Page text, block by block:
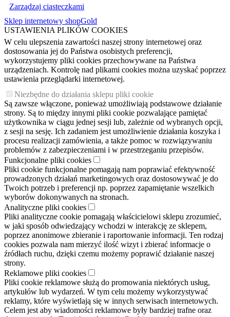
Zarządzaj ciasteczkami
Sklep internetowy shopGold
USTAWIENIA PLIKÓW COOKIES
W celu ulepszenia zawartości naszej strony internetowej oraz
dostosowania jej do Państwa osobistych preferencji,
wykorzystujemy pliki cookies przechowywane na Państwa
urządzeniach. Kontrolę nad plikami cookies można uzyskać poprzez
ustawienia przeglądarki internetowej.
Niezbędne do działania sklepu pliki cookie
Są zawsze włączone, ponieważ umożliwiają podstawowe działanie
strony. Są to między innymi pliki cookie pozwalające pamiętać
użytkownika w ciągu jednej sesji lub, zależnie od wybranych opcji,
z sesji na sesję. Ich zadaniem jest umożliwienie działania koszyka i
procesu realizacji zamówienia, a także pomoc w rozwiązywaniu
problemów z zabezpieczeniami i w przestrzeganiu przepisów.
Funkcjonalne pliki cookies
Pliki cookie funkcjonalne pomagają nam poprawiać efektywność
prowadzonych działań marketingowych oraz dostosowywać je do
Twoich potrzeb i preferencji np. poprzez zapamiętanie wszelkich
wyborów dokonywanych na stronach.
Analityczne pliki cookies
Pliki analityczne cookie pomagają właścicielowi sklepu zrozumieć,
w jaki sposób odwiedzający wchodzi w interakcję ze sklepem,
poprzez anonimowe zbieranie i raportowanie informacji. Ten rodzaj
cookies pozwala nam mierzyć ilość wizyt i zbierać informacje o
źródłach ruchu, dzięki czemu możemy poprawić działanie naszej
strony.
Reklamowe pliki cookies
Pliki cookie reklamowe służą do promowania niektórych usług,
artykułów lub wydarzeń. W tym celu możemy wykorzystywać
reklamy, które wyświetlają się w innych serwisach internetowych.
Celem jest aby wiadomości reklamowe były bardziej trafne oraz